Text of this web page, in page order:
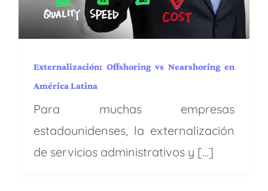
automatización Industrias Latam Procesos y
Puesta en marcha Regiones
de atención al cliente Servicios Tendencias
Externalización: Offshoring vs Nearshoring en
América Latina
Para muchas empresas
estadounidenses, la externalización
de servicios administrativos y […]